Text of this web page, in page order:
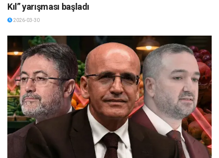
Kıl” yarışması başladı
2026-03-30